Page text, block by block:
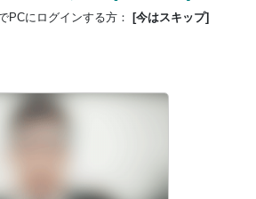
PCにログインする方：
[今はスキップ]